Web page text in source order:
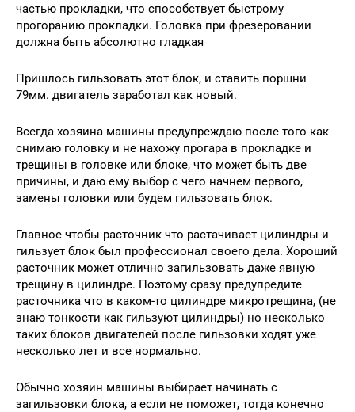
частью прокладки, что способствует быстрому
прогоранию прокладки. Головка при фрезеровании
должна быть абсолютно гладкая
Пришлось гильзовать этот блок, и ставить поршни
79мм. двигатель заработал как новый.
Всегда хозяина машины предупреждаю после того как
снимаю головку и не нахожу прогара в прокладке и
трещины в головке или блоке, что может быть две
причины, и даю ему выбор с чего начнем первого,
замены головки или будем гильзовать блок.
Главное чтобы расточник что растачивает цилиндры и
гильзует блок был профессионал своего дела. Хороший
расточник может отлично загильзовать даже явную
трещину в цилиндре. Поэтому сразу предупредите
расточника что в каком-то цилиндре микротрещина, (не
знаю тонкости как гильзуют цилиндры) но несколько
таких блоков двигателей после гильзовки ходят уже
несколько лет и все нормально.
Обычно хозяин машины выбирает начинать с
загильзовки блока, а если не поможет, тогда конечно